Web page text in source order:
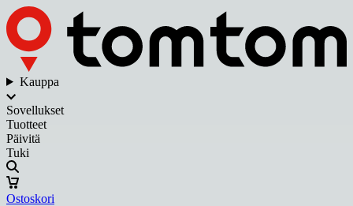
Kauppa
Sovellukset
Tuotteet
Päivitä
Tuki
Ostoskori